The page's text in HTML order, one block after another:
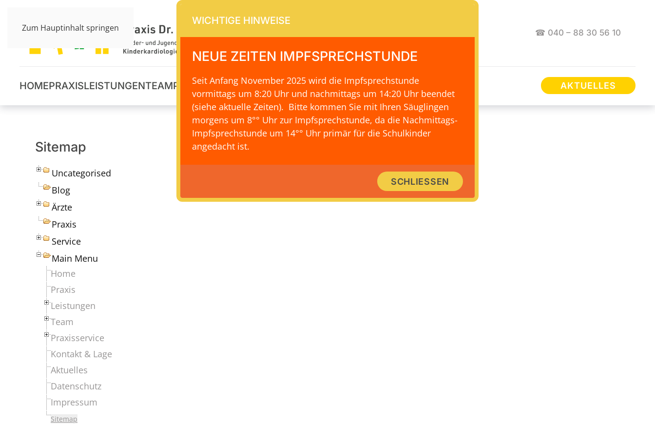
Zum Hauptinhalt springen ☎ 040 – 88 30 56 10
HOMEPRAXISLEISTUNGENTEAMPRAXISSERVICEKONTAKT & LAGE AKTUELLES
Sitemap
Uncategorised
Blog
Ärzte
Praxis
Service
Main Menu
Home
Praxis
Leistungen
Team
Praxisservice
Kontakt & Lage
Aktuelles
Datenschutz
Impressum
Sitemap
WICHTIGE HINWEISE
NEUE ZEITEN IMPFSPRECHSTUNDE
Seit Anfang November 2025 wird die Impfsprechstunde
vormittags um 8:20 Uhr und nachmittags um 14:20 Uhr beendet
(siehe aktuelle Zeiten). Bitte kommen Sie mit Ihren Säuglingen
morgens um 8°° Uhr zur Impfsprechstunde, da die Nachmittags-
Impfsprechstunde um 14°° Uhr primär für die Schulkinder
angedacht ist.
SCHLIESSEN